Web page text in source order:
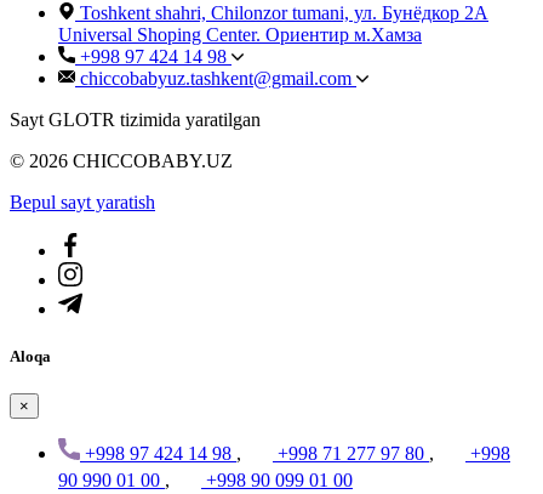
Toshkent shahri, Chilonzor tumani, ул. Бунёдкор 2А
Universal Shoping Center. Ориентир м.Хамза
+998 97 424 14 98
chiccobabyuz.tashkent@gmail.com
Sayt GLOTR tizimida yaratilgan
© 2026 CHICCOBABY.UZ
Bepul sayt yaratish
Aloqa
×
+998 97 424 14 98 , +998 71 277 97 80 ,
+998
90 990 01 00 , +998 90 099 01 00